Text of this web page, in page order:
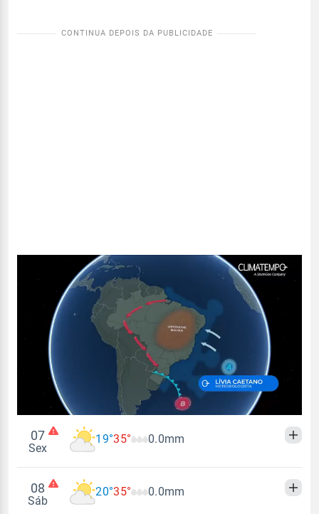
07
Sex
19°35° 0.0mm
MadrugadaManhãTarde
08
Sáb
20°35° 0.0mm